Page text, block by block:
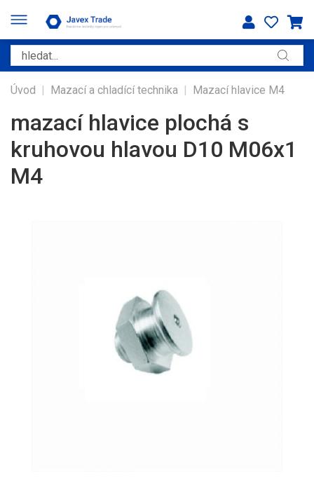
Úvod | Mazací a chladící technika | Mazací hlavice M4
mazací hlavice plochá s
kruhovou hlavou D10 M06x1
M4